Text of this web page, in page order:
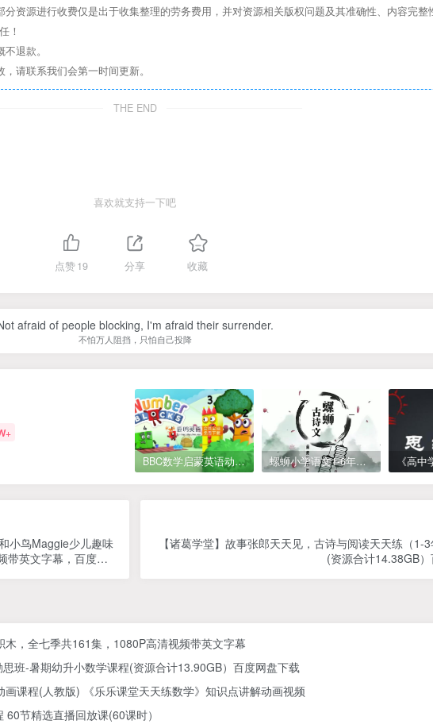
资源进行收费仅是出于收集整理的劳务费用，并对资源相关版权问题及其准确性、内容完整
！
退款。
请联系我们会第一时间更新。
THE END
喜欢就支持一下吧
点赞19 分享 收藏
afraid of people blocking, I'm afraid their surrender.
不怕万人阻挡，只怕自己投降
BBC数学启蒙英语动画Numberblocks数字积木，全七季共161集，1080P高清视频带英文字幕 螺蛳小学语文1-6年级《小学古诗文》课程视频
小鸟Maggie少儿趣味
带英文字幕，百度网
【诸葛学堂】故事张郎天天见，古诗与阅读天天练（1-3
(资源合计14.38GB
，全七季共161集，1080P高清视频带英文字幕
班-暑期幼升小数学课程(资源合计13.90GB）百度网盘下载
画课程(人教版) 《乐乐课堂天天练数学》知识点讲解动画视频
节精选直播回放课(60课时）